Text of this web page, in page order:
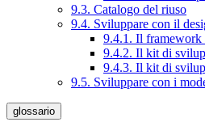
9.3. Catalogo del riuso
9.4. Sviluppare con il
9.4.1. Il framework
9.4.2. Il kit di
9.4.3. Il kit di
9.5. Sviluppare con i
glossario